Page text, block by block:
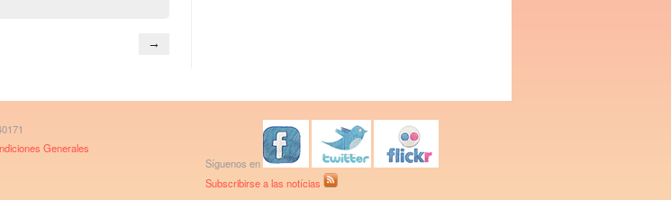
→
Generales
Síguenos en
Subscribirse a las notícias